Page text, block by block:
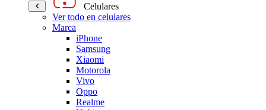
Celulares
Ver todo en celulares
Marca
iPhone
Samsung
Xiaomi
Motorola
Vivo
Oppo
Realme